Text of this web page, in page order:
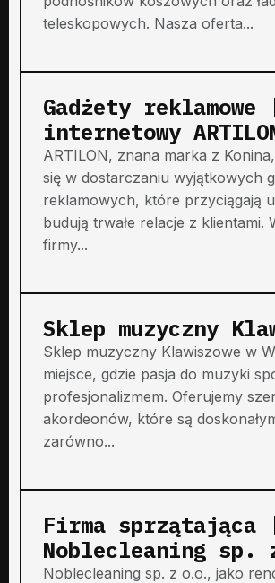
teleskopowych. Nasza oferta...
Gadżety
internetowy
ARTILON, znana marka z
się w dostarczaniu wyjątkowych
reklamowych, które przyciągają
budują trwałe relacje z klientami.
firmy...
Sklep muzyczny
Sklep muzyczny Klawiszowe w
miejsce, gdzie pasja do muzyki
profesjonalizmem. Oferujemy
akordeonów, które są
zarówno...
Firma sprzątająca
Noblecleaning sp.
Noblecleaning sp. z o.o., jako